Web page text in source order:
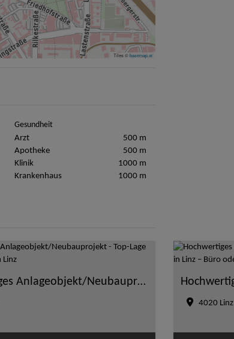
Tiles ©basemap.at
Gesundheit
Arzt
500 m
Apotheke
500 m
Klinik
1000 m
Krankenhaus
1000 m
Hochwertiges Anlageobjekt/Neubauprojekt - Top-Lage am Froschberg in Linz
4020 Linz